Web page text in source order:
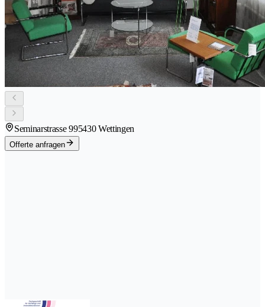
Seminarstrasse 995430 Wettingen
Offerte anfragen